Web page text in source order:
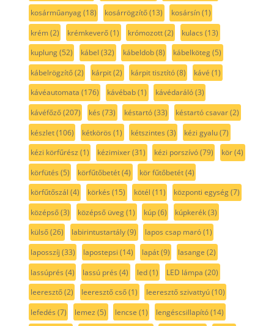
kosárműanyag(18) kosárrögzítő(13) kosársín(1)
krém(2) krémkeverő(1) krómozott(2) kulacs (13)
kuplung(52) kábel (32) kábeldob(8) kábelköteg(5)
kábelrögzítő(2) kárpit(2) kárpit tisztító(8) kávé (1)
kávéautomata (176) kávébab(1) kávédaráló(3)
kávéfőző(207) kés (73) késtartó(33) késtartó csavar(2)
készlet(106) kétkörös (1) kétszintes (3) kézi gyalu(7)
kézi körfűrész (1) kézimixer(31) kézi porszívó(79) kör(4)
körfütés (5) körfűtőbetét(4) kör fűtőbetét(4)
körfűtőszál (4) körkés (15) kötél (11) központi egység(7)
középső(3) középső üveg(1) kúp(6) kúpkerék(3)
külső(26) labirintustartály(9) lapos csap maró(1)
laposszíj (33) lapostepsi (14) lapát(9) lasange (2)
lassúprés (4) lassú prés (4) led(1) LED lámpa (20)
leeresztő(2) leeresztő cső(1) leeresztő szivattyú(10)
lefedés (7) lemez (5) lencse (1) lengéscsillapító(14)